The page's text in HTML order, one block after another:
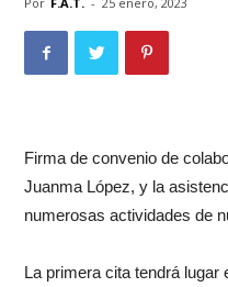
Firma de convenio de
Juanma López, y la
numerosas actividades de
La primera cita tendrá lugar